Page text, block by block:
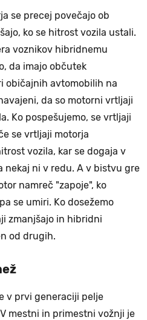
se precej povečajo ob
ko se hitrost vozila ustali.
voznikov hibridnemu
da imajo občutek
običajnih avtomobilih na
da so motorni vrtljaji
Ko pospešujemo, se vrtljaji
se vrtljaji motorja
vozila, kar se dogaja v
nekaj ni v redu. A v bistvu gre
namreč "zapoje", ko
se umiri. Ko dosežemo
zmanjšajo in hibridni
od drugih.
v prvi generaciji pelje
mestni in primestni vožnji je